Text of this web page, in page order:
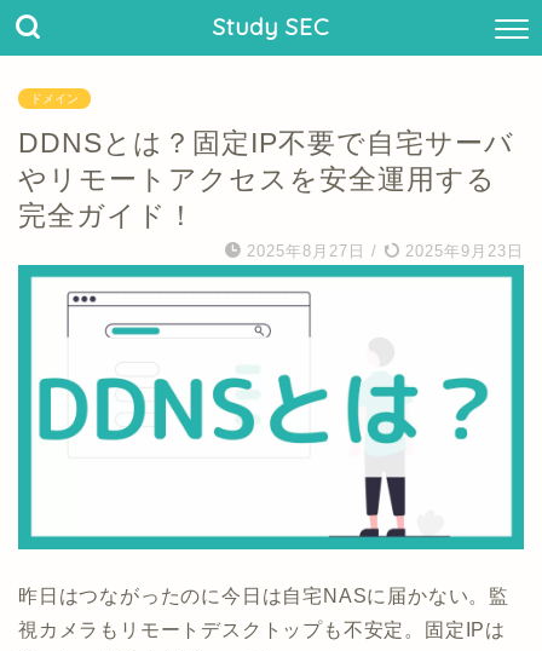
Study SEC
ドメイン
DDNSとは？固定IP不要で自宅サーバ
やリモートアクセスを安全運用する
完全ガイド！
2025年8月27日 / 2025年9月23日
昨日はつながったのに今日は自宅NASに届かない。監
視カメラもリモートデスクトップも不安定。固定IPは